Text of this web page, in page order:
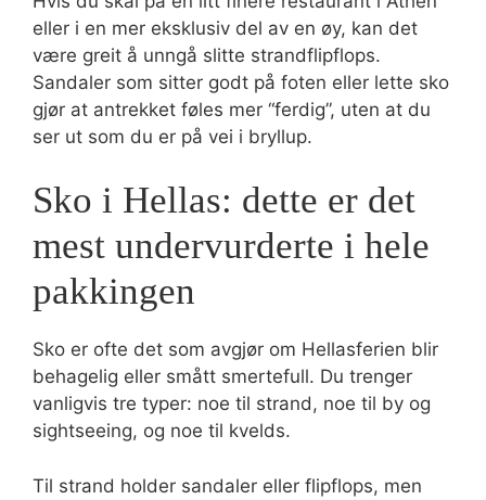
eller i en mer eksklusiv del av en øy, kan det
være greit å unngå slitte strandflipflops.
Sandaler som sitter godt på foten eller lette sko
gjør at antrekket føles mer “ferdig”, uten at du
ser ut som du er på vei i bryllup.
Sko i Hellas: dette er det
mest undervurderte i hele
pakkingen
Sko er ofte det som avgjør om Hellasferien blir
behagelig eller smått smertefull. Du trenger
vanligvis tre typer: noe til strand, noe til by og
sightseeing, og noe til kvelds.
Til strand holder sandaler eller flipflops, men